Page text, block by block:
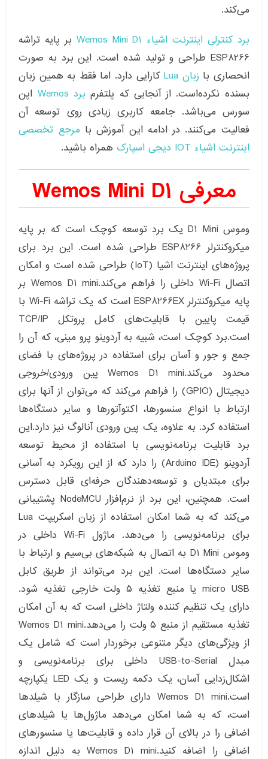
می‌کند.
برد کنترلی اینترنت اشیاء Wemos Mini D1
بر پایه تراشه
ESP8266 طراحی و تولید شده است. این برد به صورت
انحصاری با زبان Lua
کارایی دارد. اما فقط به همین زبان
بسنده نکرده‌است. از آنجایی که پلتفرم برد Wemos
اپن
سورس می‌باشد. جامعه کاربری زیادی روی توسعه آن
فعالیت می‌کنند. در ادامه این آموزش با مرجع تخصصی
اینترنت اشیاء IOT
دیجی اسپارک همراه باشید.
معرفی Wemos Mini D1
وموس D1 Mini یک برد توسعه کوچک است که بر پایه
میکروکنترلر ESP8266 طراحی شده است. این برد برای
پروژه‌های اینترنت اشیا (IoT) طراحی شده است و امکان
اتصال Wi-Fi داخلی را فراهم می‌کند.Wemos D1 mini بر
پایه میکروکنترلر ESP8266EX است که یک تراشه Wi-Fi با
قیمت پایین با قابلیت‌های کامل پروتکل TCP/IP
است.برد کوچک است، شبیه به آردوینو پرو مینی، که آن را
جمع و جور و آسان برای استفاده در پروژه‌های با فضای
محدود می‌کند.Wemos D1 mini پین ورودی/خروجی
دیجیتال (GPIO) را فراهم می‌کند که می‌توان از آنها برای
ارتباط با انواع سنسورها، اکتوآتورها و سایر دستگاه‌ها
استفاده کرد. به علاوه، یک پین ورودی آنالوگ نیز دارد.این
برد قابلیت برنامه‌نویسی با استفاده از محیط توسعه
آردوینو (Arduino IDE) را دارد که از این رویکرد به آسانی
برای مبتدیان و توسعه‌دهندگان حرفه‌ای قابل دسترس
است. همچنین، این برد از نرم‌افزار NodeMCU پشتیبانی
می‌کند که به شما امکان استفاده از زبان اسکریپت Lua
برای برنامه‌نویسی را می‌دهد. ماژول Wi-Fi داخلی در
وموس D1 Mini به اتصال به شبکه‌های بی‌سیم و ارتباط با
سایر دستگاه‌ها است. این برد می‌تواند از طریق کابل
micro USB یا منبع تغذیه ۵ ولت خارجی تغذیه شود.
دارای یک تنظیم کننده ولتاژ داخلی است که به آن امکان
تغذیه مستقیم از منبع ۵ ولت را می‌دهد.Wemos D1 mini
از ویژگی‌های دیگر متنوعی برخوردار است که شامل یک
مبدل USB-to-Serial داخلی برای برنامه‌نویسی و
اشکال‌زدایی آسان، یک دکمه ریست و یک LED یکپارچه
است.Wemos D1 mini دارای طراحی سازگار با شیلدها
است، که به شما امکان می‌دهد ماژول‌ها یا شیلدهای
اضافی را در بالای آن قرار داده و قابلیت‌ها یا سنسورهای
اضافی را اضافه کنید.Wemos D1 mini به دلیل اندازه